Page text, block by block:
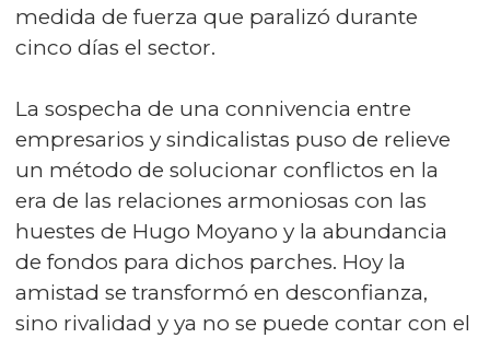
medida de fuerza que paralizó durante
cinco días el sector.
La sospecha de una connivencia entre
empresarios y sindicalistas puso de relieve
un método de solucionar conflictos en la
era de las relaciones armoniosas con las
huestes de Hugo Moyano y la abundancia
de fondos para dichos parches. Hoy la
amistad se transformó en desconfianza,
sino rivalidad y ya no se puede contar con el